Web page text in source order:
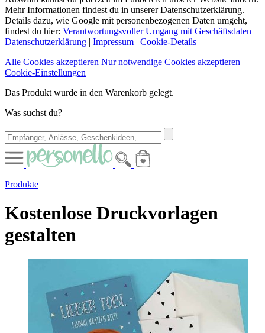
Mehr Informationen findest du in unserer Datenschutzerklärung.
Details dazu, wie Google mit personenbezogenen Daten umgeht,
findest du hier: Verantwortungsvoller Umgang mit Geschäftsdaten
Datenschutzerklärung | Impressum | Cookie-Details
Alle Cookies akzeptieren Nur notwendige Cookies akzeptieren
Cookie-Einstellungen
Das Produkt wurde in den Warenkorb gelegt.
Was suchst du?
Produkte
Kostenlose Druckvorlagen
gestalten